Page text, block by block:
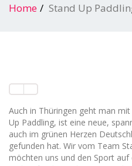
Home Stand Up
Auch in Thüringen geht man
Up Paddling, ist eine neue,
auch im grünen Herzen
gefunden hat. Wir vom Team
möchten uns und den Sport